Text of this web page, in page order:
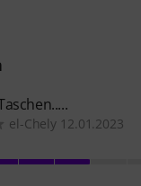
el-Chely 12.01.2023